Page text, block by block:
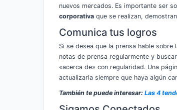
nuevos mercados. Es importante ser
corporativa que se realizan,
Comunica tus logros
Si se desea que la prensa hable
notas de prensa regularmente y
«acerca de» con regularidad. Una
actualizarla siempre que haya algún
También te puede interesar: Las 4